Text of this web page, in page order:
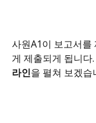
사원A1이 보고서를
게 제출되게 됩니다
라인을 펼쳐 보겠습